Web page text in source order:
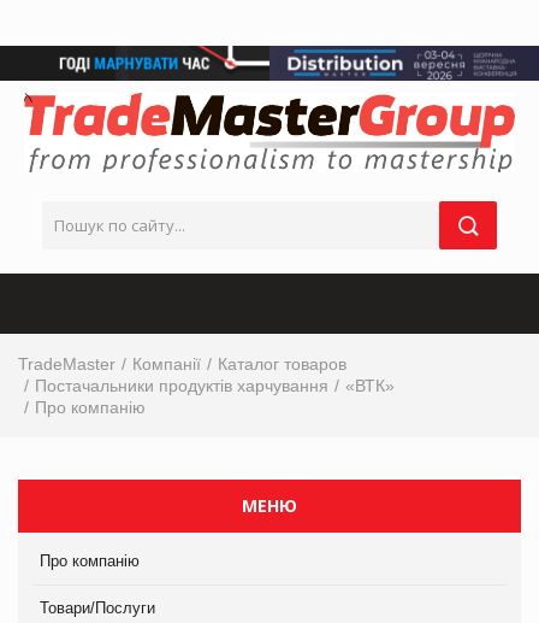
TradeMaster Компанії
Каталог товаров
Постачальники продуктів харчування
«ВТК»
Про компанію
МЕНЮ
Про компанію
Товари/Послуги